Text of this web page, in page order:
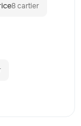
8 cartier